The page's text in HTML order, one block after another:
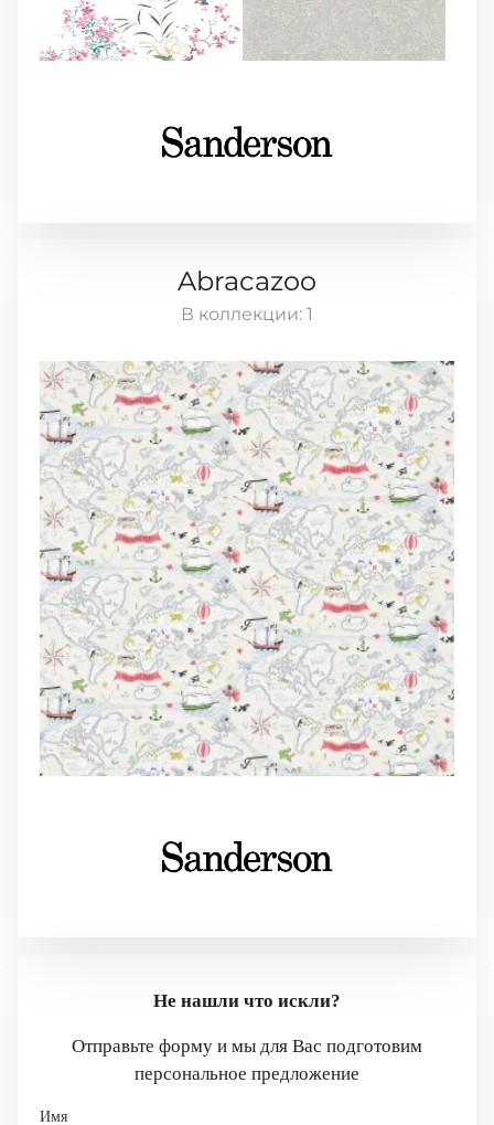
Abracazoo
В коллекции: 1
Не нашли что искли?
Отправьте форму и мы для Вас подготовим
персональное предложение
Имя